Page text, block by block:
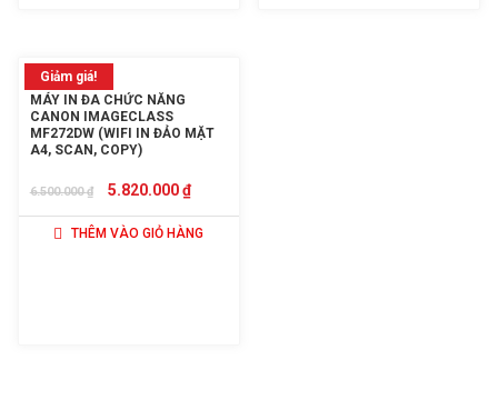
Giảm giá!
MÁY IN ĐA CHỨC NĂNG
CANON IMAGECLASS
MF272DW (WIFI IN ĐẢO MẶT
A4, SCAN, COPY)
6.500.000₫
GIÁ
GỐC
5.820.000₫GIÁ
HIỆN
THÊM VÀO GIỎ HÀNG